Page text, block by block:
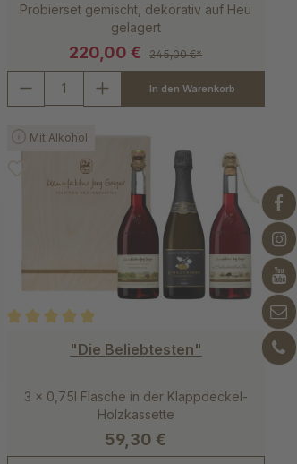
Probierset gemischt, dekorativ auf Heu
gelagert
220,00 € 245,00 €*
In den Warenkorb
Mit Alkohol
Durchschnittliche Bewertung von 5 von 5
"Die Beliebtesten"
3 x 0,75l Flasche in der Klappdeckel-
Holzkassette
59,30 €